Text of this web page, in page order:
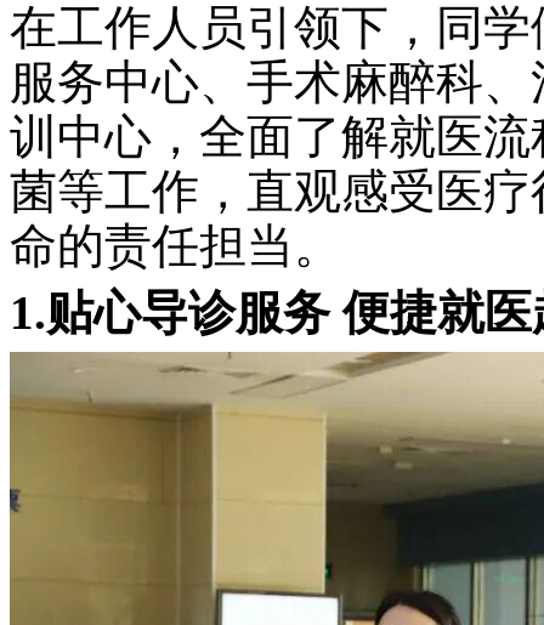
在工作人员引领下，同
服务中心、手术麻醉科
训中心，全面了解就医
菌等工作，直观感受医
命的责任担当。
1.贴心导诊服务 便捷就